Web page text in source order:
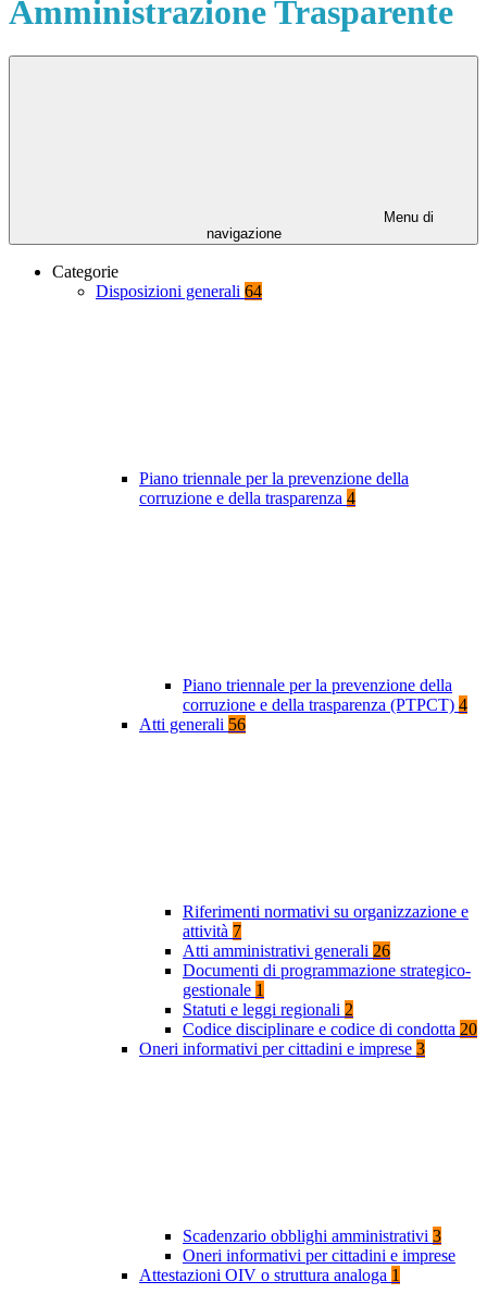
Amministrazione Trasparente
Menu di
navigazione
Categorie
Disposizioni generali 64
Piano triennale per la prevenzione della
corruzione e della trasparenza 4
Piano triennale per la prevenzione della
corruzione e della trasparenza (PTPCT) 4
Atti generali 56
Riferimenti normativi su organizzazione e
attività 7
Atti amministrativi generali 26
Documenti di programmazione strategico-
gestionale 1
Statuti e leggi regionali 2
Codice disciplinare e codice di condotta 20
Oneri informativi per cittadini e imprese 3
Scadenzario obblighi amministrativi 3
Oneri informativi per cittadini e imprese
Attestazioni OIV o struttura analoga 1